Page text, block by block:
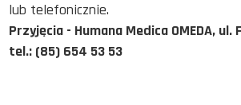
lub telefonicznie.
Przyjęcia - Humana Medica OMEDA, ul.
tel.: (85) 654 53 53